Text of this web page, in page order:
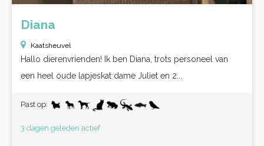
Diana
Kaatsheuvel
Hallo dierenvrienden! Ik ben Diana, trots personeel van
een heel oude lapjeskat dame Juliet en 2...
Past op:
3 dagen geleden actief